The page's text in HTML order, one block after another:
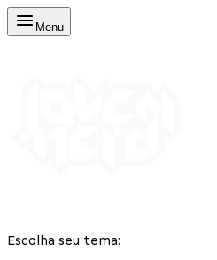
Menu
Escolha seu tema: